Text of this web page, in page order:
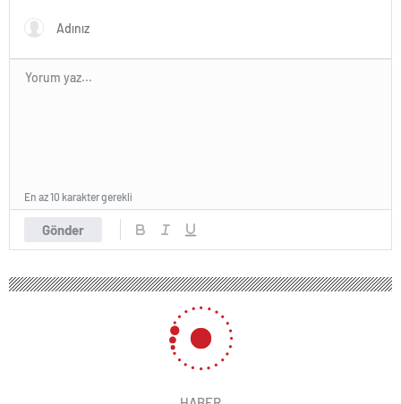
Gönder
En az 10 karakter gerekli